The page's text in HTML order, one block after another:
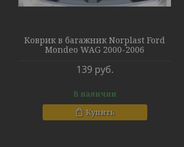
Коврик в багажник Norplast Ford
Mondeo WAG 2000-2006
139 руб.
В наличии
Купить